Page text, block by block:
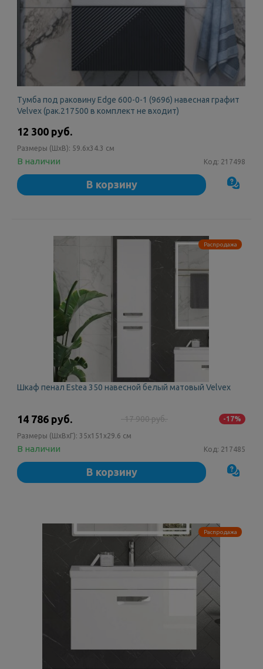
Тумба под раковину Edge 600-0-1 (9696) навесная графит
Velvex (рак.217500 в комплект не входит)
12 300 руб.
Размеры (ШxВ): 59.6x34.3 см
В наличии Код: 217498
В корзину
Распродажа
Шкаф пенал Estea 350 навесной белый матовый Velvex
14 786 руб. 17 900 руб. -17%
Размеры (ШxВxГ): 35x151x29.6 см
В наличии Код: 217485
В корзину
Распродажа